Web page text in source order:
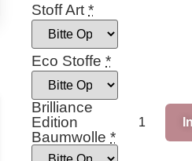
Stoff Art *
Eco Stoffe *
Brilliance
Edition
Baumwolle *